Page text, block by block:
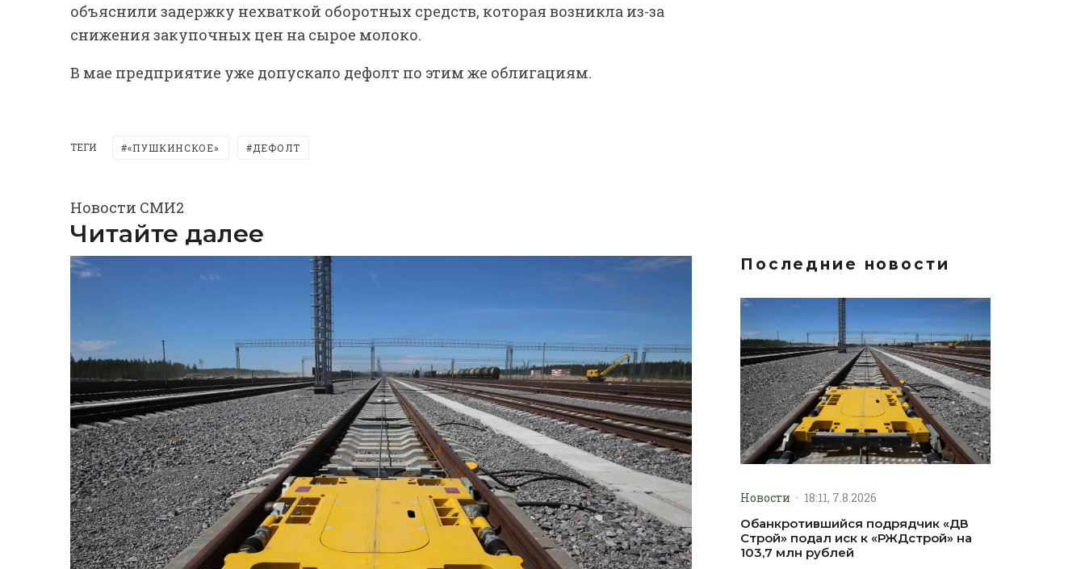
объяснили задержку нехваткой оборотных средств, которая возникла из-за
снижения закупочных цен на сырое молоко.
В мае предприятие уже допускало дефолт по этим же облигациям.
ТЕГИ «ПУШКИНСКОЕ» ДЕФОЛТ
Новости СМИ2
Читайте далее
Последние новости
Новости · 18:11, 7.8.2026
Обанкротившийся подрядчик «ДВ
Строй» подал иск к «РЖДстрой» на
103,7 млн рублей